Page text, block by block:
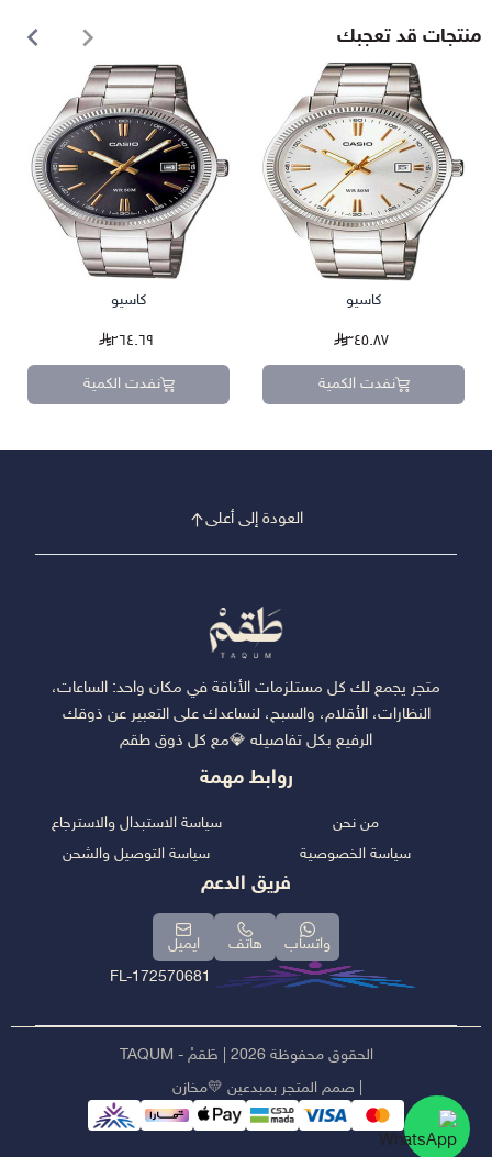
منتجات قد تعجبك
كاسيو
٣٤٥.٨٧
نفدت الكمية
كاسيو
٢٦٤.٦٩
نفدت الكمية
العودة إلى أعلى
متجر يجمع لك كل مستلزمات الأناقة في مكان واحد: الساعات،
النظارات، الأقلام، والسبح، لنساعدك على التعبير عن ذوقك
الرفيع بكل تفاصيله 💎مع كل ذوق طقم
روابط مهمة
من نحن
سياسة الخصوصية
سياسة الاستبدال والاسترجاع
سياسة التوصيل والشحن
فريق الدعم
واتساب هاتف
ايميل
FL-172570681
الحقوق محفوظة 2026 | طَقمْ - TAQUM